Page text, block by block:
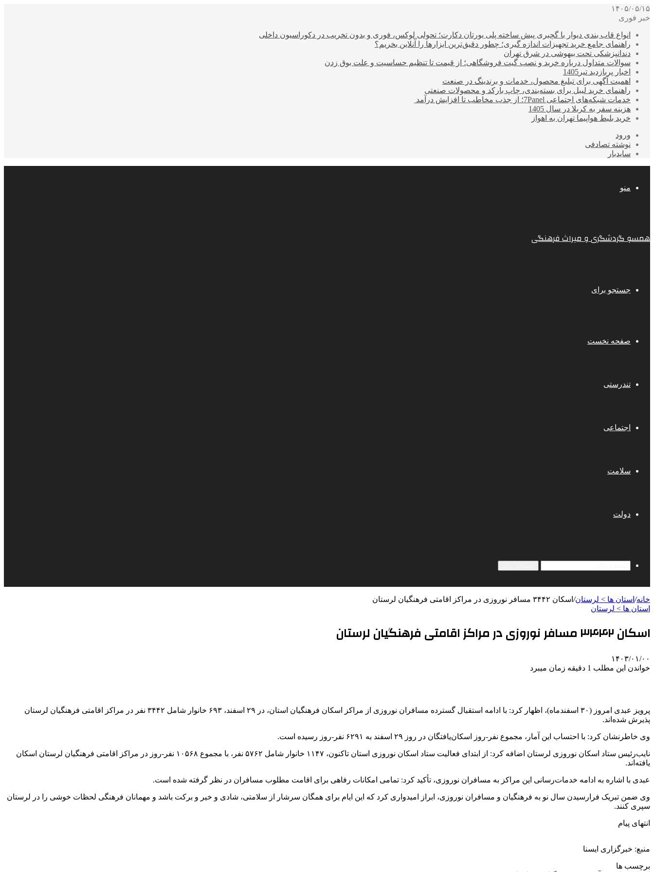
۱۴۰۵/۰۵/۱۵
خبر فوری
انواع قاب بندی دیوار با گچبری پیش ساخته پلی یورتان دکارت؛ تحولی لوکس، فوری و بدون تخریب در دکوراسیون داخلی
راهنمای جامع خرید تجهیزات اندازه گیری؛ چطور دقیق‌ترین ابزارها را آنلاین بخریم؟
دندانپزشکی تحت بیهوشی در شرق تهران
سوالات متداول درباره خرید و نصب گیت فروشگاهی؛ از قیمت تا تنظیم حساسیت و علت بوق زدن
اخبار پربازدید تیر1405
اهمیت آگهی برای تبلیغ محصول، خدمات و برندینگ در صنعت
راهنمای خرید لیبل برای بسته‌بندی، چاپ بارکد و محصولات صنعتی
خدمات شبکه‌های اجتماعی 7Panel؛ از جذب مخاطب تا افزایش درآمد
هزینه سفر به کربلا در سال 1405
خرید بلیط هواپیما تهران به اهواز
ورود
نوشته تصادفی
سایدبار
منو
همسو گردشگری و میراث فرهنگی
جستجو برای
صفحه نخست
تندرستی
اجتماعی
سلامت
دولت
خانه/ استان ها > لرستان/ اسکان ۳۴۴۲ مسافر نوروزی در مراکز اقامتی فرهنگیان لرستان
استان ها > لرستان
اسکان ۳۴۴۲ مسافر نوروزی در مراکز اقامتی فرهنگیان لرستان
۱۴۰۳/۰۱/۰۰
خواندن این مطلب 1 دقیقه زمان میبرد
پرویز عبدی امروز (۳۰ اسفندماه)، اظهار کرد: با ادامه استقبال گسترده مسافران نوروزی از مراکز اسکان فرهنگیان استان، در ۲۹ اسفند، ۶۹۳ خانوار شامل ۳۴۴۲ نفر در مراکز اقامتی فرهنگیان لرستان
پذیرش شده‌اند.
وی خاطرنشان کرد: با احتساب این آمار، مجموع نفر-روز اسکان‌یافتگان در روز ۲۹ اسفند به ۶۲۹۱ نفر-روز رسیده است.
نایب‌رئیس ستاد اسکان نوروزی لرستان اضافه کرد: از ابتدای فعالیت ستاد اسکان نوروزی استان تاکنون، ۱۱۴۷ خانوار شامل ۵۷۶۲ نفر، با مجموع ۱۰۵۶۸ نفر-روز در مراکز اقامتی فرهنگیان لرستان اسکان
یافته‌اند.
عبدی با اشاره به ادامه خدمات‌رسانی این مراکز به مسافران نوروزی، تأکید کرد: تمامی امکانات رفاهی برای اقامت مطلوب مسافران در نظر گرفته شده است.
وی ضمن تبریک فرارسیدن سال نو به فرهنگیان و مسافران نوروزی، ابراز امیدواری کرد که این ایام برای همگان سرشار از سلامتی، شادی و خیر و برکت باشد و مهمانان فرهنگی لحظات خوشی را در لرستان
سپری کنند.
انتهای پیام
منبع: خبرگزاری ایسنا
برچسب ها